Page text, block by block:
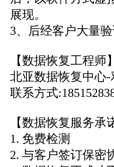
展现。
3、后经客户大量
【数据恢复工程师
北亚数据恢复中心
联系方式
【数据恢复服务承
1. 免费检测
2. 与客户签订保密